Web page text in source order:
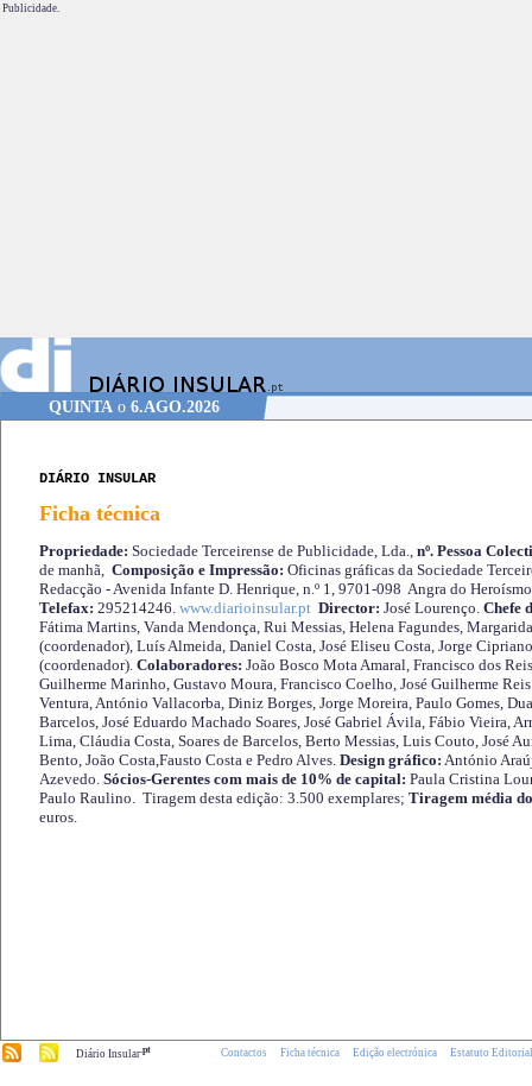
Publicidade.
QUINTAo 6.AGO.2026
DIÁRIO INSULAR
Ficha técnica
Propriedade: Sociedade Terceirense de Publicidade, Lda., nº. Pessoa
de manhã, Composição e Impressão: Oficinas gráficas da Sociedade
Redacção - Avenida Infante D. Henrique, n.º 1, 9701-098 Angra do
Telefax: 295214246. www.diarioinsular.pt Director: José Lourenço. Chefe
Fátima Martins, Vanda Mendonça, Rui Messias, Helena Fagundes,
(coordenador), Luís Almeida, Daniel Costa, José Eliseu Costa, Jorge
(coordenador). Colaboradores: João Bosco Mota Amaral, Francisco dos
Guilherme Marinho, Gustavo Moura, Francisco Coelho, José Guilherme
Ventura, António Vallacorba, Diniz Borges, Jorge Moreira, Paulo Gomes,
Barcelos, José Eduardo Machado Soares, José Gabriel Ávila, Fábio Vieira,
Lima, Cláudia Costa, Soares de Barcelos, Berto Messias, Luis Couto, José
Bento, João Costa,Fausto Costa e Pedro Alves. Design gráfico: António
Azevedo. Sócios-Gerentes com mais de 10% de capital: Paula Cristina
Paulo Raulino. Tiragem desta edição: 3.500 exemplares; Tiragem média
euros.
Diário Insular.pt Contactos Ficha técnica Edição electrónica Estatuto Editorial